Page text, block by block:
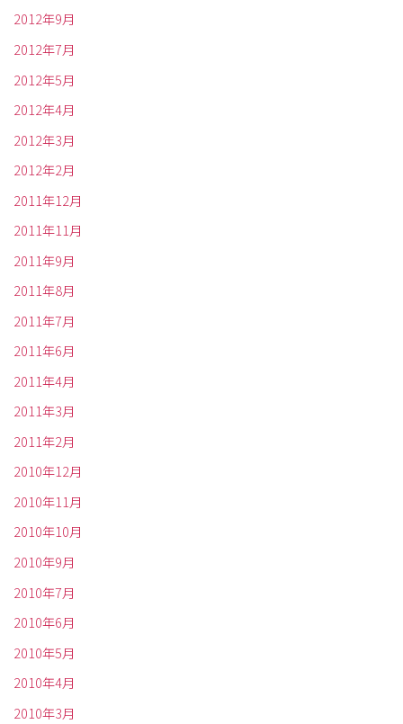
2012年9月
2012年7月
2012年5月
2012年4月
2012年3月
2012年2月
2011年12月
2011年11月
2011年9月
2011年8月
2011年7月
2011年6月
2011年4月
2011年3月
2011年2月
2010年12月
2010年11月
2010年10月
2010年9月
2010年7月
2010年6月
2010年5月
2010年4月
2010年3月